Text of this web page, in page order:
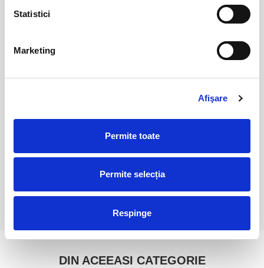
Statistici
Marketing
Afişare
Permite toate
Permite selecția
Respinge
45,00 Lei
DIN ACEEASI CATEGORIE